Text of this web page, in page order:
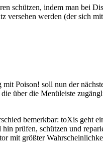
schützen, indem man bei
versehen werden (der sich
Poison! soll nun der
über die Menüleiste
bemerkbar: toXis geht
prüfen, schützen und
mit größter